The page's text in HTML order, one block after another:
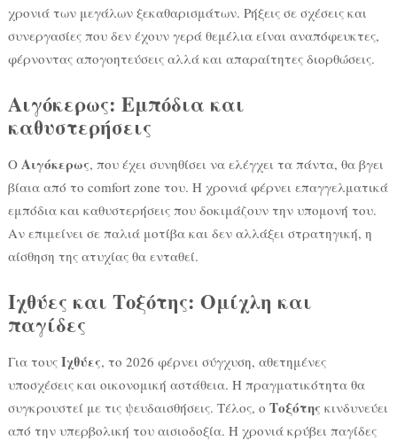
χρονιά των μεγάλων ξεκαθαρισμάτων. Ρήξεις σε σχέσεις και
συνεργασίες που δεν έχουν γερά θεμέλια είναι αναπόφευκτες,
φέρνοντας απογοητεύσεις αλλά και απαραίτητες διορθώσεις.
Αιγόκερως: Εμπόδια και
καθυστερήσεις
Ο Αιγόκερως, που έχει συνηθίσει να ελέγχει τα πάντα, θα βγει
βίαια από το comfort zone του. Η χρονιά φέρνει επαγγελματικά
εμπόδια και καθυστερήσεις που δοκιμάζουν την υπομονή του.
Αν επιμείνει σε παλιά μοτίβα και δεν αλλάξει στρατηγική, η
αίσθηση της ατυχίας θα ενταθεί.
Ιχθύες και Τοξότης: Ομίχλη και
παγίδες
Για τους Ιχθύες, το 2026 φέρνει σύγχυση, αθετημένες
υποσχέσεις και οικονομική αστάθεια. Η πραγματικότητα θα
συγκρουστεί με τις ψευδαισθήσεις. Τέλος, ο Τοξότης κινδυνεύει
από την υπερβολική του αισιοδοξία. Η χρονιά κρύβει παγίδες